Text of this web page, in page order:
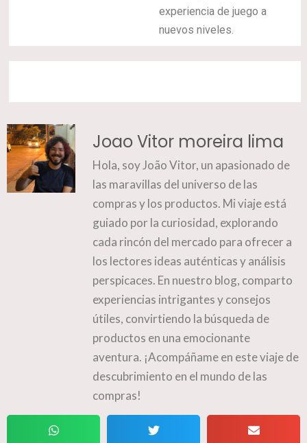
experiencia de juego a
nuevos niveles.
Joao Vitor moreira lima
Hola, soy João Vitor, un apasionado de
las maravillas del universo de las
compras y los productos. Mi viaje está
guiado por la curiosidad, explorando
cada rincón del mercado para ofrecer a
los lectores ideas auténticas y análisis
perspicaces. En nuestro blog, comparto
experiencias intrigantes y consejos
útiles, convirtiendo la búsqueda de
productos en una emocionante
aventura. ¡Acompáñame en este viaje de
descubrimiento en el mundo de las
compras!